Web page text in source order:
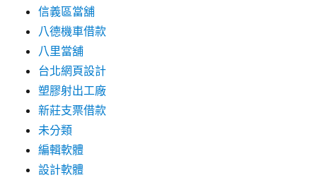
信義區當舖
八德機車借款
八里當舖
台北網頁設計
塑膠射出工廠
新莊支票借款
未分類
編輯軟體
設計軟體